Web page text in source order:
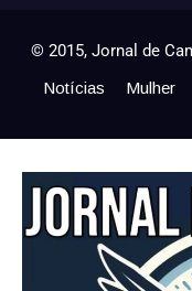
© 2015, Jornal de
Notícias Mulher